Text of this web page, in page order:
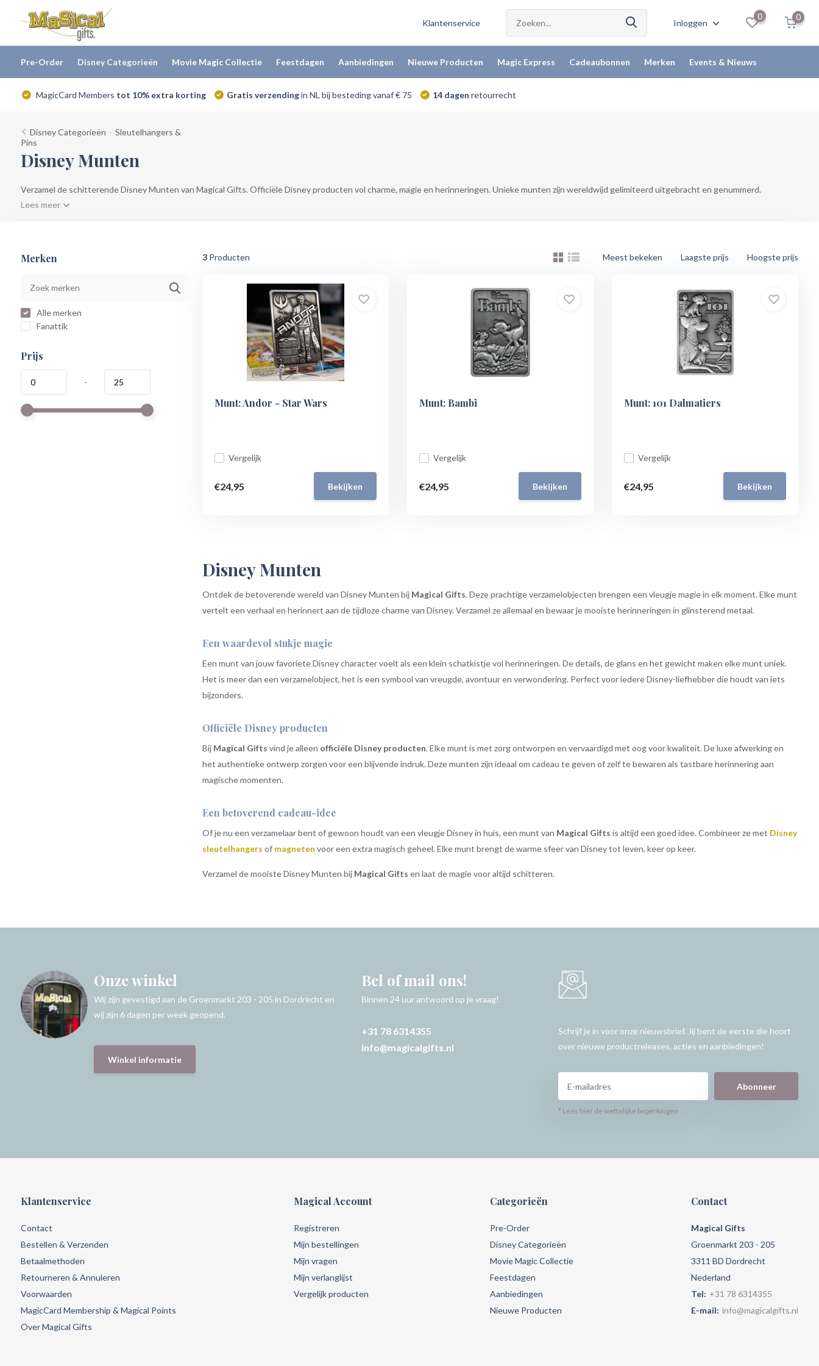
Klantenservice Inloggen
0 0
Pre-Order Disney Categorieën Movie Magic Collectie Feestdagen Aanbiedingen Nieuwe Producten Magic Express Cadeaubonnen Merken Events & Nieuws
MagicCard Members tot 10% extra korting Gratis verzendingin NL bij besteding vanaf € 75 14 dagen retourrecht
Disney Categorieën - Sleutelhangers &
Pins
Disney Munten
Verzamel de schitterende Disney Munten van Magical Gifts. Officiële Disney producten vol charme, magie en herinneringen. Unieke munten zijn wereldwijd gelimiteerd uitgebracht en genummerd.
Lees meer
Merken
Alle merken
Fanattik
Prijs
-
3Producten Meest bekeken Laagste prijs Hoogste prijs
Munt: Andor - Star Wars
Vergelijk
€24,95 Bekijken
Munt: Bambi
Vergelijk
€24,95 Bekijken
Munt: 101 Dalmatiers
Vergelijk
€24,95 Bekijken
Disney Munten
Ontdek de betoverende wereld van Disney Munten bij Magical Gifts. Deze prachtige verzamelobjecten brengen een vleugje magie in elk moment. Elke munt
vertelt een verhaal en herinnert aan de tijdloze charme van Disney. Verzamel ze allemaal en bewaar je mooiste herinneringen in glinsterend metaal.
Een waardevol stukje magie
Een munt van jouw favoriete Disney character voelt als een klein schatkistje vol herinneringen. De details, de glans en het gewicht maken elke munt uniek.
Het is meer dan een verzamelobject, het is een symbool van vreugde, avontuur en verwondering. Perfect voor iedere Disney-liefhebber die houdt van iets
bijzonders.
Officiële Disney producten
Bij Magical Gifts vind je alleen officiële Disney producten. Elke munt is met zorg ontworpen en vervaardigd met oog voor kwaliteit. De luxe afwerking en
het authentieke ontwerp zorgen voor een blijvende indruk. Deze munten zijn ideaal om cadeau te geven of zelf te bewaren als tastbare herinnering aan
magische momenten.
Een betoverend cadeau-idee
Of je nu een verzamelaar bent of gewoon houdt van een vleugje Disney in huis, een munt van Magical Gifts is altijd een goed idee. Combineer ze met Disney
sleutelhangers of magneten voor een extra magisch geheel. Elke munt brengt de warme sfeer van Disney tot leven, keer op keer.
Verzamel de mooiste Disney Munten bij Magical Gifts en laat de magie voor altijd schitteren.
Onze winkel
Wij zijn gevestigd aan de Groenmarkt 203 - 205 in Dordrecht en
wij zijn 6 dagen per week geopend.
Winkel informatie
Bel of mail ons!
Binnen 24 uur antwoord op je vraag!
+31 78 6314355
info@magicalgifts.nl
Schrijf je in voor onze nieuwsbrief. Jij bent de eerste die hoort
over nieuwe productreleases, acties en aanbiedingen!
Abonneer
* Lees hier de wettelijke beperkingen
Klantenservice
Contact
Bestellen & Verzenden
Betaalmethoden
Retourneren & Annuleren
Voorwaarden
MagicCard Membership & Magical Points
Over Magical Gifts
Magical Account
Registreren
Mijn bestellingen
Mijn vragen
Mijn verlanglijst
Vergelijk producten
Categorieën
Pre-Order
Disney Categorieën
Movie Magic Collectie
Feestdagen
Aanbiedingen
Nieuwe Producten
Contact
Magical Gifts
Groenmarkt 203 - 205
3311 BD Dordrecht
Nederland
Tel: +31 78 6314355
E-mail: info@magicalgifts.nl